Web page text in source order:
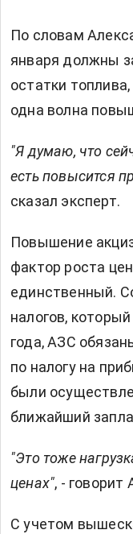
По словам
января должны
остатки
одна волна
"Я думаю, что
есть повысится
сказал эксперт.
Повышение
фактор роста
единственный.
налогов,
года, АЗС
по налогу на
были
ближайший
"Это тоже
ценах", - говорит
С учетом